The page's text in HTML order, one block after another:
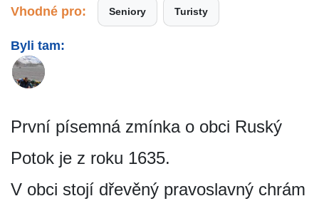
Vhodné pro: Seniory Turisty
Byli tam:
První písemná zmínka o obci Ruský
Potok je z roku 1635.
V obci stojí dřevěný pravoslavný chrám